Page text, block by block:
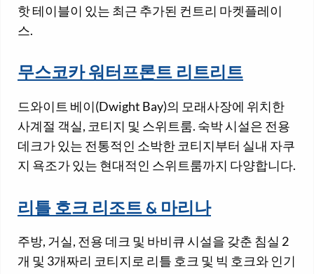
핫 테이블이 있는 최근 추가된 컨트리 마켓플레이
스.
무스코카 워터프론트 리트리트
드와이트 베이(Dwight Bay)의 모래사장에 위치한
사계절 객실, 코티지 및 스위트룸. 숙박 시설은 전용
데크가 있는 전통적인 소박한 코티지부터 실내 자쿠
지 욕조가 있는 현대적인 스위트룸까지 다양합니다.
리틀 호크 리조트 & 마리나
주방, 거실, 전용 데크 및 바비큐 시설을 갖춘 침실 2
개 및 3개짜리 코티지로 리틀 호크 및 빅 호크와 인기